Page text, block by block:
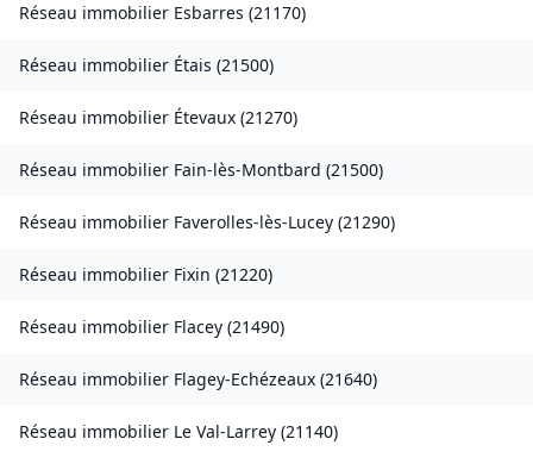
Réseau immobilier Esbarres (21170)
Réseau immobilier Étais (21500)
Réseau immobilier Étevaux (21270)
Réseau immobilier Fain-lès-Montbard (21500)
Réseau immobilier Faverolles-lès-Lucey (21290)
Réseau immobilier Fixin (21220)
Réseau immobilier Flacey (21490)
Réseau immobilier Flagey-Echézeaux (21640)
Réseau immobilier Le Val-Larrey (21140)